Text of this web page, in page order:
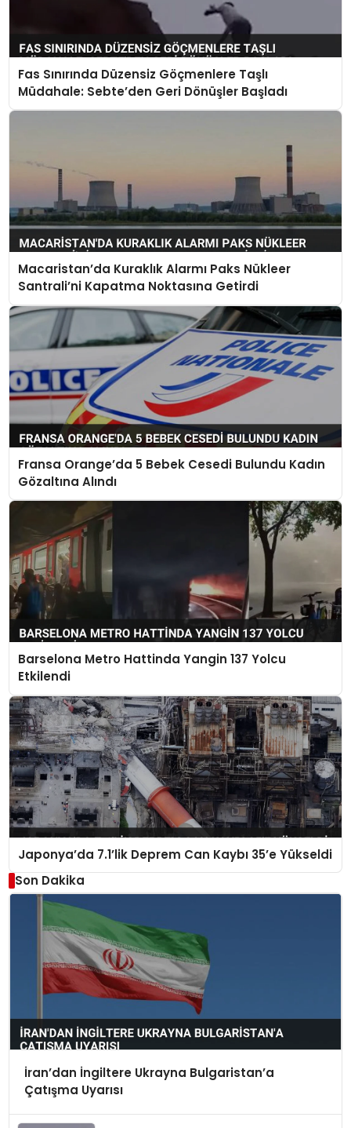
Fas Sınırında Düzensiz Göçmenlere Taşlı
Müdahale: Sebte’den Geri Dönüşler Başladı
Macaristan’da Kuraklık Alarmı Paks Nükleer
Santrali’ni Kapatma Noktasına Getirdi
Fransa Orange’da 5 Bebek Cesedi Bulundu Kadın
Gözaltına Alındı
Barselona Metro Hattinda Yangin 137 Yolcu
Etkilendi
Japonya’da 7.1’lik Deprem Can Kaybı 35’e Yükseldi
Son Dakika
İran’dan İngiltere Ukrayna Bulgaristan’a
Çatışma Uyarısı